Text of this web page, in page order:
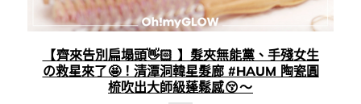
【 齊來告別扁塌頭👋🏻 】髮夾無能黨、手殘女生
の救星來了 🤩！清潭洞韓星髮廊 #HAUM 陶瓷圓
梳吹出大師級蓬鬆感 😚 ～